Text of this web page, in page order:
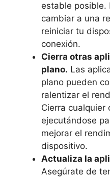
estable posible.
cambiar a una
reiniciar tu
conexión.
Cierra otras⁣
plano. Las
plano pueden
ralentizar el
Cierra cualquier
ejecutándose
mejorar el
dispositivo.
Actualiza la
Asegúrate de